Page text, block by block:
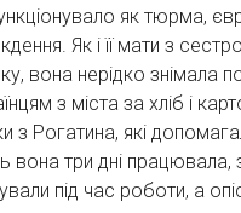
як тюрма,
Як і її мати з
вона нерідко знімала
з міста за хліб і
з Рогатина, які
вона три дні працювала,
під час роботи, а